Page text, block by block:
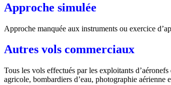
Approche simulée
Approche manquée aux instruments ou exercice
Autres vols commerciaux
Tous les vols effectués par les exploitants
agricole, bombardiers d’eau, photographie aérienne